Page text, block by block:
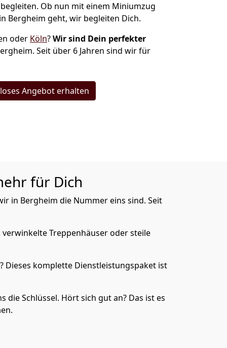
Ob nun mit einem Miniumzug
Bergheim geht, wir begleiten Dich.
oder Köln?Wir sind Dein perfekter
Seit über 6 Jahren sind wir für
Angebot erhalten
für Dich
in Bergheim die Nummer eins sind. Seit
verwinkelte Treppenhäuser oder steile
Dieses komplette Dienstleistungspaket ist
die Schlüssel. Hört sich gut an? Das ist es